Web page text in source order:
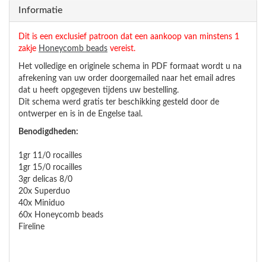
Informatie
Dit is een exclusief patroon dat een aankoop van minstens 1
zakje Honeycomb beads vereist.
Het volledige en originele schema in PDF formaat wordt u na
afrekening van uw order doorgemailed naar het email adres
dat u heeft opgegeven tijdens uw bestelling.
Dit schema werd gratis ter beschikking gesteld door de
ontwerper en is in de Engelse taal.
Benodigdheden:
1gr 11/0 rocailles
1gr 15/0 rocailles
3gr delicas 8/0
20x Superduo
40x Miniduo
60x Honeycomb beads
Fireline